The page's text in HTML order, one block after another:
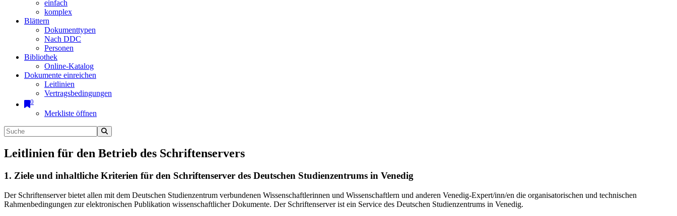
einfach
komplex
Blättern
Dokumenttypen
Nach DDC
Personen
Bibliothek
Online-Katalog
Dokumente einreichen
Leitlinien
Vertragsbedingungen
0
Merkliste öffnen
Leitlinien für den Betrieb des Schriftenservers
1. Ziele und inhaltliche Kriterien für den Schriftenserver des Deutschen Studienzentrums in Venedig
Der Schriftenserver bietet allen mit dem Deutschen Studienzentrum verbundenen Wissenschaftlerinnen und Wissenschaftlern und anderen Venedig-Expert/inn/en die organisatorischen und technischen
Rahmenbedingungen zur elektronischen Publikation wissenschaftlicher Dokumente. Der Schriftenserver ist ein Service des Deutschen Studienzentrums in Venedig.